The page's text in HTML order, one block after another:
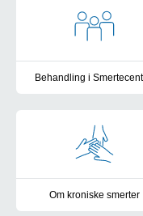
Behandling i
Om kroniske smerter